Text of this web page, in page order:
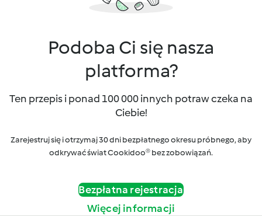
Podoba Ci się nasza
platforma?
Ten przepis i ponad 100 000 innych potraw czeka na
Ciebie!
Zarejestruj się i otrzymaj 30 dni bezpłatnego okresu próbnego, aby
odkrywać świat Cookidoo® bez zobowiązań.
Bezpłatna rejestracja
Więcej informacji